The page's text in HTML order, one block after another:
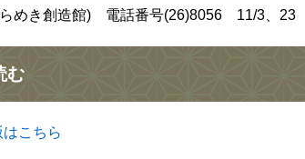
らめき創造館) 電話番号(26)8056 11/3、23
む
こちら